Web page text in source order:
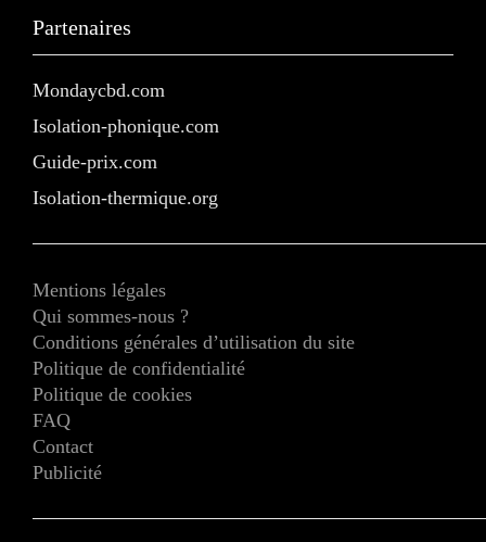
Partenaires
Mondaycbd.com
Isolation-phonique.com
Guide-prix.com
Isolation-thermique.org
Mentions légales
Qui sommes-nous ?
Conditions générales d’utilisation du site
Politique de confidentialité
Politique de cookies
FAQ
Contact
Publicité